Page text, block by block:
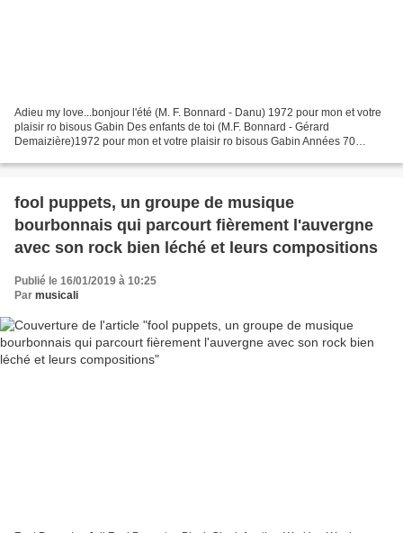
Adieu my love...bonjour l'été (M. F. Bonnard - Danu) 1972 pour mon et votre
plaisir ro bisous Gabin Des enfants de toi (M.F. Bonnard - Gérard
Demaizière)1972 pour mon et votre plaisir ro bisous Gabin Années 70
fool puppets, un groupe de musique
bourbonnais qui parcourt fièrement l'auvergne
avec son rock bien léché et leurs compositions
Publié le 16/01/2019 à 10:25
Par musicali